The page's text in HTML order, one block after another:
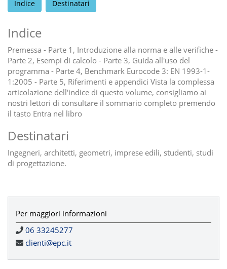
Indice Destinatari
Indice
Premessa - Parte 1, Introduzione alla norma e alle verifiche -
Parte 2, Esempi di calcolo - Parte 3, Guida all'uso del
programma - Parte 4, Benchmark Eurocode 3: EN 1993-1-
1:2005 - Parte 5, Riferimenti e appendici Vista la complessa
articolazione dell'indice di questo volume, consigliamo ai
nostri lettori di consultare il sommario completo premendo
il tasto Entra nel libro
Destinatari
Ingegneri, architetti, geometri, imprese edili, studenti, studi
di progettazione.
Per maggiori informazioni
06 33245277
clienti@epc.it